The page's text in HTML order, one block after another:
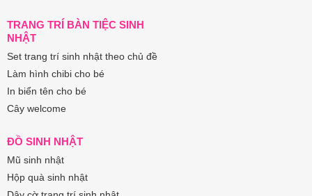
TRANG TRÍ BÀN TIỆC SINH
NHẬT
Set trang trí sinh nhật theo chủ đề
Làm hình chibi cho bé
In biển tên cho bé
Cây welcome
ĐỒ SINH NHẬT
Mũ sinh nhật
Hộp quà sinh nhật